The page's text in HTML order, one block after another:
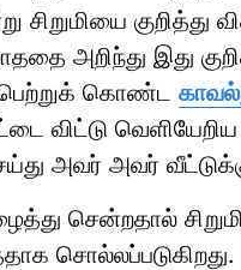
குறித்து
அறிந்து இது
பெற்றுக் கொண்ட
விட்டு
அவர் அவர்
சென்றதால்